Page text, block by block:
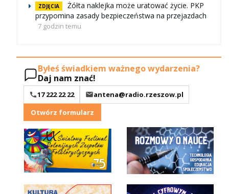
ZDJĘCIA
Żółta naklejka może uratować życie. PKP
przypomina zasady bezpieczeństwa na przejazdach
7 godzin temu
Byłeś świadkiem ważnego wydarzenia?
Daj nam znać!
17 222 22 22
antena@radio.rzeszow.pl
Otwórz formularz